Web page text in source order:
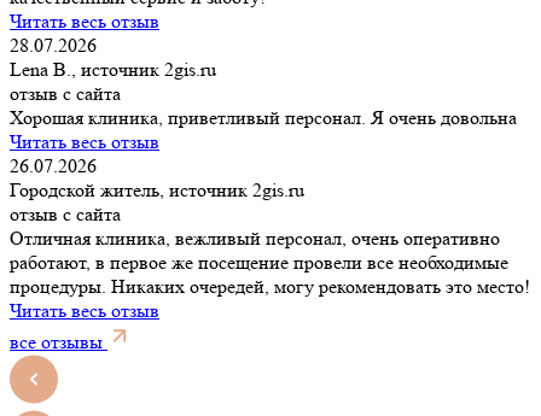
Читать весь отзыв
28.07.2026
Lena B., источник 2gis.ru
отзыв с сайта
Хорошая клиника, приветливый персонал. Я очень довольна
Читать весь отзыв
26.07.2026
Городской житель, источник 2gis.ru
отзыв с сайта
Отличная клиника, вежливый персонал, очень оперативно
работают, в первое же посещение провели все необходимые
процедуры. Никаких очередей, могу рекомендовать это место!
Читать весь отзыв
все отзывы